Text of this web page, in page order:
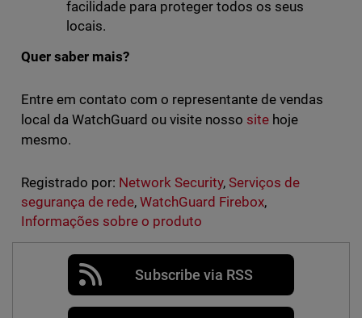
facilidade para proteger todos os seus
locais.
Quer saber mais?
Entre em contato com o representante de vendas
local da WatchGuard ou visite nosso site hoje
mesmo.
Registrado por: Network Security,Serviços de
segurança de rede, WatchGuard Firebox,
Informações sobre o produto
Subscribe via RSS